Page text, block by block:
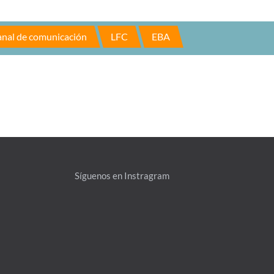
de comunicación LFC EBA
Síguenos en Instragram